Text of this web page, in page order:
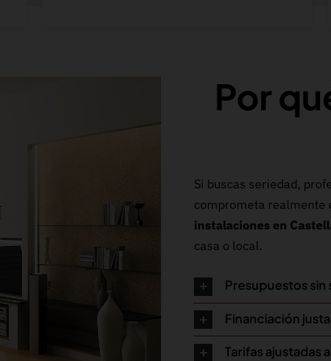
Por
Si buscas seriedad,
comprometa realmente
instalaciones en
casa o local.
Presupuestos sin
Financiación
Tarifas ajustadas